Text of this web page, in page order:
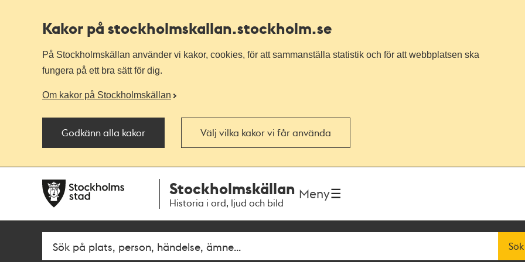
Kakor på stockholmskallan.stockholm.se
På Stockholmskällan använder vi kakor, cookies, för att sammanställa statistik och för att webbplatsen ska
fungera på ett bra sätt för dig.
Om kakor på Stockholmskällan
Godkänn alla kakor Välj vilka kakor vi får använda
navigationen
huvudinnehållet
Stockholmskällan
Historia i ord, ljud och bild
Meny
Fritextsök Sök